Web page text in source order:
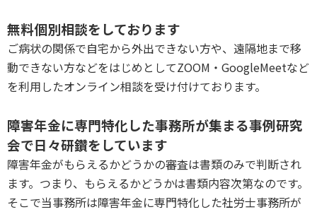
無料個別相談をしております
ご病状の関係で自宅から外出できない方や、遠隔地まで移
動できない方などをはじめとしてZOOM・GoogleMeetなど
を利用したオンライン相談を受け付けております。
障害年金に専門特化した事務所が集まる事例研究
会で日々研鑽をしています
障害年金がもらえるかどうかの審査は書類のみで判断され
ます。つまり、もらえるかどうかは書類内容次第なのです。
そこで当事務所は障害年金に専門特化した社労士事務所が